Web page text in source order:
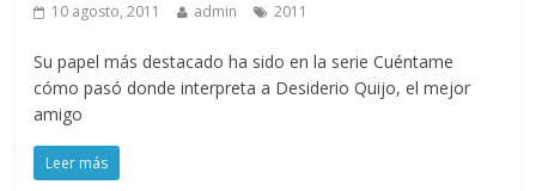
10 agosto, 2011 admin 2011
Su papel más destacado ha sido en la serie Cuéntame
cómo pasó donde interpreta a Desiderio Quijo, el mejor
amigo
Leer más